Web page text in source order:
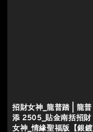
招財女神_龍普踏 | 龍普
添 2505_貼金南括招財
女神_情緣聖福版【銀鍍